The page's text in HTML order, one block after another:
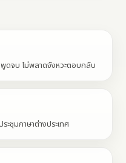
ดจบ ไม่พลาดจังหวะตอบกลับ
ะชุมภาษาต่างประเทศ